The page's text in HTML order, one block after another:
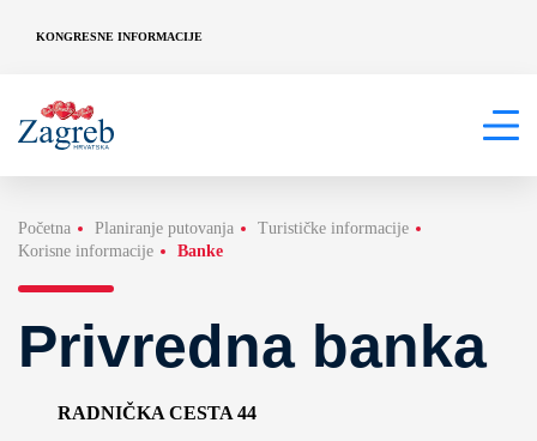
KONGRESNE INFORMACIJE
Početna Planiranje putovanja
Turističke informacije
Korisne informacije
Banke
Privredna banka
RADNIČKA CESTA 44